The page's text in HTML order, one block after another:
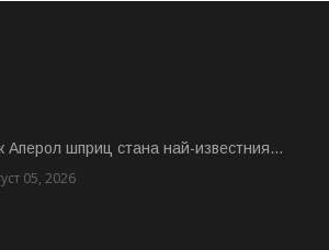
Аперол шприц стана най-известния...
05, 2026